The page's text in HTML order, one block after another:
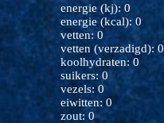
energie (kj): 0
energie (kcal): 0
vetten: 0
vetten (verzadigd): 0
koolhydraten: 0
suikers: 0
vezels: 0
eiwitten: 0
zout: 0